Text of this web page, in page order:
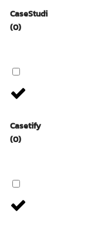
CaseStudi
(0)
Casetify
(0)